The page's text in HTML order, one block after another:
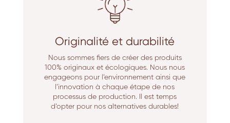
Originalité et durabilité
Nous sommes fiers de créer des produits
100% originaux et écologiques. Nous nous
engageons pour l’environnement ainsi que
l’innovation à chaque étape de nos
processus de production. Il est temps
d’opter pour nos alternatives durables!